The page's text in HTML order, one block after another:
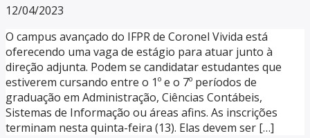
12/04/2023
O campus avançado do IFPR de Coronel Vivida está
oferecendo uma vaga de estágio para atuar junto à
direção adjunta. Podem se candidatar estudantes que
estiverem cursando entre o 1º e o 7º períodos de
graduação em Administração, Ciências Contábeis,
Sistemas de Informação ou áreas afins. As inscrições
terminam nesta quinta-feira (13). Elas devem ser […]